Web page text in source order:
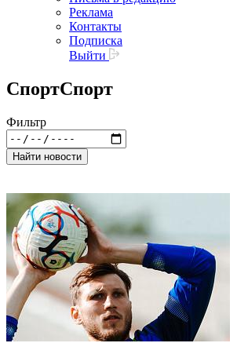
Реклама
Контакты
Подписка
Выйти
СпортСпорт
Фильтр
Найти новости